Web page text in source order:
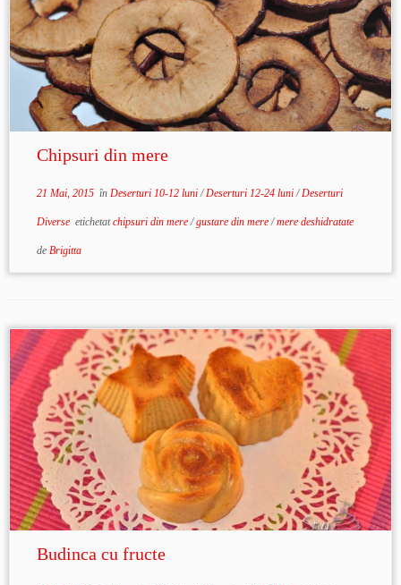
Chipsuri din mere
21 Mai, 2015în Deserturi 10-12 luni/Deserturi 12-24 luni/Deserturi
Diverse etichetatchipsuri din mere/gustare din mere/mere deshidratate
de Brigitta
Budinca cu fructe